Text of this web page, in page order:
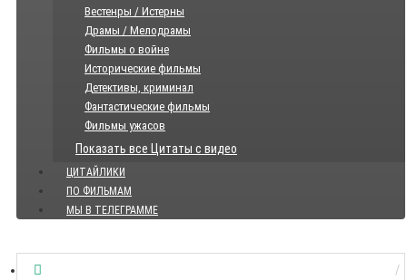
Вестенры / Истерны
Драмы / Мелодрамы
Фильмы о войне
Исторические фильмы
Детективы, криминал
Фантастические фильмы
Фильмы ужасов
Показать все Цитаты с видео
ЦИТАЙЛИКИ
ПО ФИЛЬМАМ
МЫ В ТЕЛЕГРАММЕ